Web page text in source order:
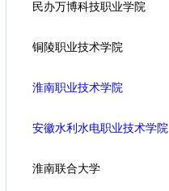
民办万博科技职业学院
铜陵职业技术学院
淮南职业技术学院
安徽水利水电职业技术学院
淮南联合大学